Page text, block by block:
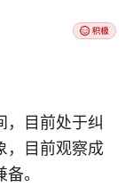
，目前处于纠
，目前观察成
。